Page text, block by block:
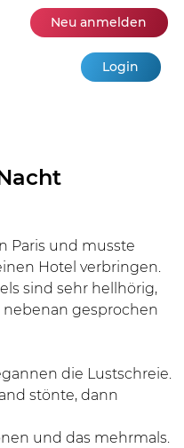
Neu anmelden
Login
Paris und musste
Hotel verbringen.
sind sehr hellhörig,
nebenan gesprochen
die Lustschreie.
stönte, dann
und das mehrmals.